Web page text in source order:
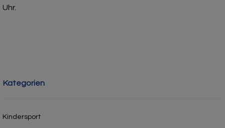
Uhr.
Kategorien
Kindersport